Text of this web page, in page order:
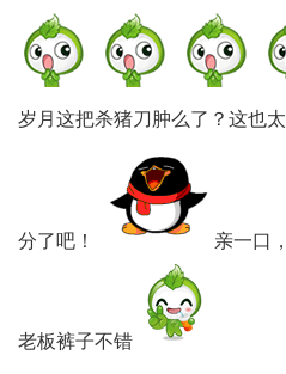
岁月这把杀猪刀肿么了？这也
分了吧！ 亲一口
老板裤子不错